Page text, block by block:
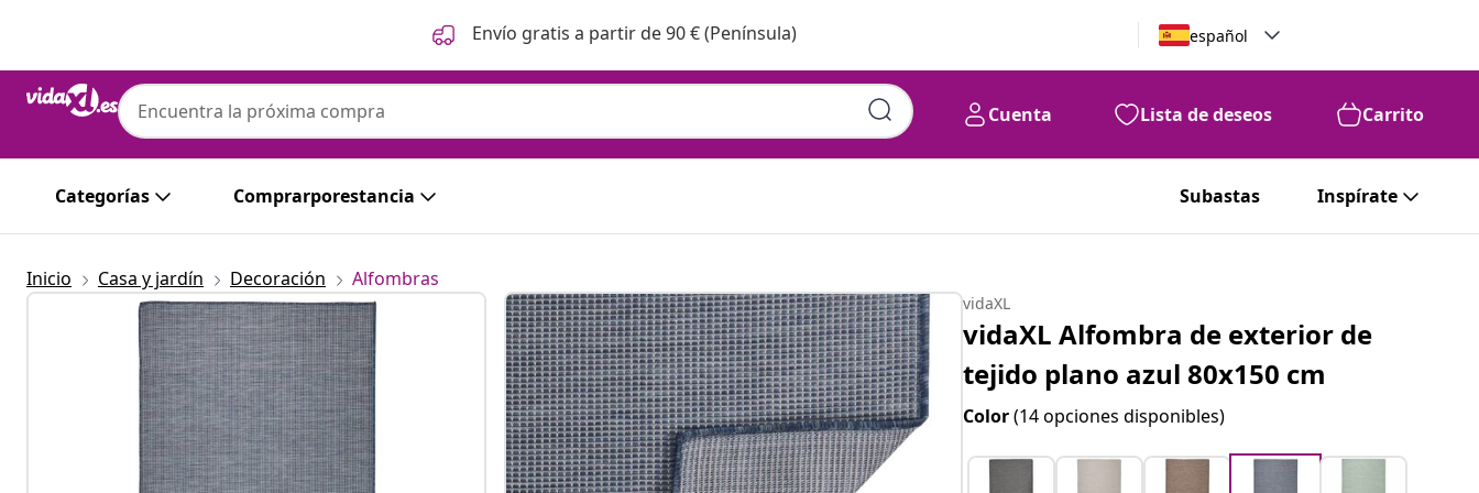
Envío gratis a partir de 90 € (Península) español
Cuenta Lista de deseos Carrito
Categorías Comprarporestancia Subastas Inspírate
Inicio Casa y jardín Decoración Alfombras
vidaXL
vidaXL Alfombra de exterior de
tejido plano azul 80x150 cm
Color(14 opciones disponibles)